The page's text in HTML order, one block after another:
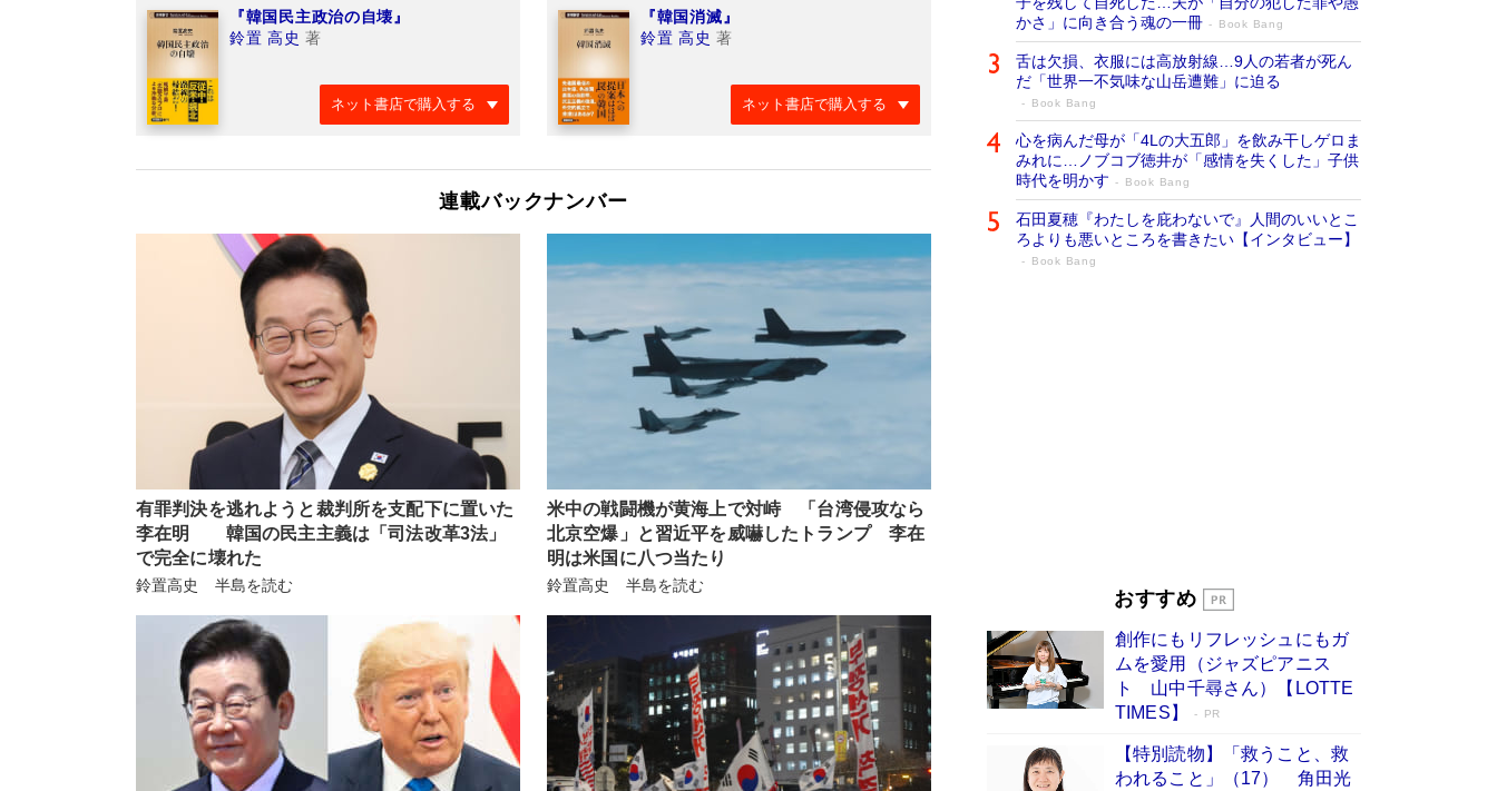
『韓国民主政治の自壊』
鈴置 高史 著
ネット書店で購入する
『韓国消滅』
鈴置 高史 著
ネット書店で購入する
連載バックナンバー
有罪判決を逃れようと裁判所を支配下に置いた
李在明 韓国の民主主義は「司法改革3法」
で完全に壊れた
鈴置高史 半島を読む
米中の戦闘機が黄海上で対峙 「台湾侵攻なら
北京空爆」と習近平を威嚇したトランプ 李在
明は米国に八つ当たり
鈴置高史 半島を読む
かさ」に向き合う魂の一冊
Book Bang
舌は欠損、衣服には高放射線…9人の若者が死ん
だ「世界一不気味な山岳遭難」に迫る
Book Bang
心を病んだ母が「4Lの大五郎」を飲み干しゲロま
みれに…ノブコブ徳井が「感情を失くした」子供
時代を明かす
Book Bang
石田夏穂『わたしを庇わないで』人間のいいとこ
ろよりも悪いところを書きたい【インタビュー】
Book Bang
「『火垂るの墓』は、大嘘である」原作者が抱き
続けた“自責の念”とは…「自己憐憫は描きたくな
い」監督が徹底的にこだわったこと（後編） #
戦争の記憶
Book Bang
おすすめ
創作にもリフレッシュにもガ
ムを愛用（ジャズピアニス
ト 山中千尋さん）【LOTTE
TIMES】
PR
【特別読物】「救うこと、救
われること」（17） 角田光